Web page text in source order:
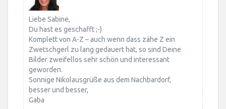
Liebe Sabine,
Du hast es geschafft ;-)
Komplett von A-Z – auch wenn dass zähe Z ein
Zwetschgerl zu lang gedauert hat, so sind Deine
Bilder zweifellos sehr schön und interessant
geworden.
Sonnige Nikolausgrüße aus dem Nachbardorf,
besser und besser,
Gaba